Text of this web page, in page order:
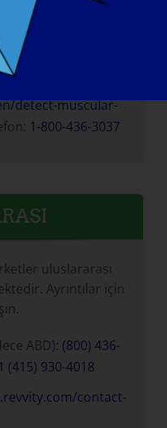
olmadan
konsültasyon
lütfen unutmayın.
detect-muscular-
1-800-436-3037
uluslararası
Ayrıntılar için
ABD): (800) 436-
(415) 930-4018
contact-